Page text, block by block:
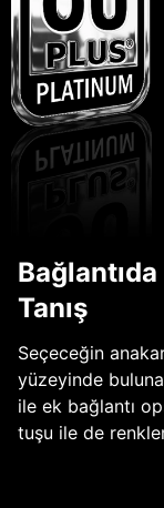
Tanış
Seçeceğin
yüzeyinde
ile ek bağlantı
tuşu ile de